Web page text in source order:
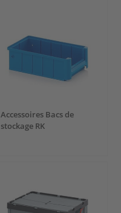
Accessoires Bacs de
stockage RK